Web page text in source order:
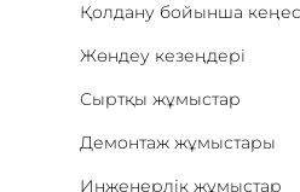
Қолдану бойынша
Жөндеу кезеңдері
Сыртқы жұмыстар
Демонтаж жұмыстары
Инженерлік жұмыстар